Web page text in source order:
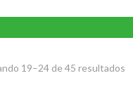
19–24 de 45 resultados